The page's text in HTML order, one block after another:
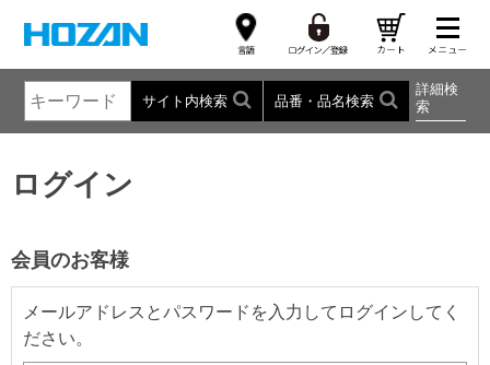
サイト内検索 品番・品名検索
詳細検
索
ログイン
会員のお客様
メールアドレスとパスワードを入力してログインしてく
ださい。